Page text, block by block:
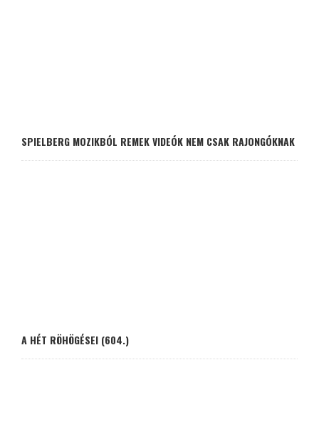
SPIELBERG MOZIKBÓL REMEK VIDEÓK NEM CSAK RAJONGÓKNAK
A HÉT RÖHÖGÉSEI (604.)